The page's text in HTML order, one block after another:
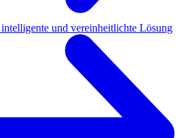
und vereinheitlichte Lösung